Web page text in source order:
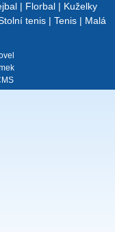
| Florbal | Kuželky
tenis| Tenis| Malá